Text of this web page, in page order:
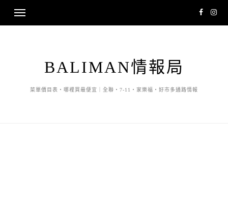
BALIMAN情報局
菜單價目表・哪裡買最便宜｜全聯・7-11・家樂福・好市多通路情報